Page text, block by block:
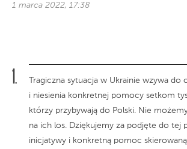
1 marca 2022, 17:38
Tragiczna sytuacja w Ukrainie wzywa do
i niesienia konkretnej pomocy setkom
którzy przybywają do Polski. Nie
na ich los. Dziękujemy za podjęte do tej
inicjatywy i konkretną pomoc